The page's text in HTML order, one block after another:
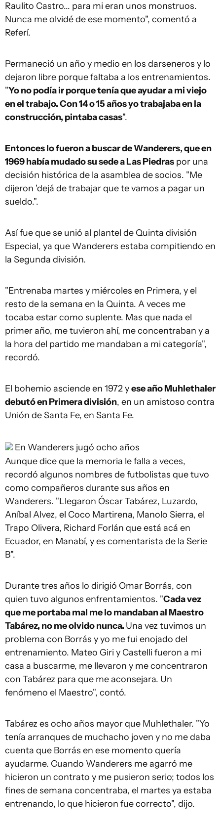
Raulito Castro... para mi eran unos monstruos.
Nunca me olvidé de ese momento", comentó a
Referí.
Permaneció un año y medio en los darseneros y lo
dejaron libre porque faltaba a los entrenamientos.
"Yo no podía ir porque tenía que ayudar a mi viejo
en el trabajo. Con 14 o 15 años yo trabajaba en la
construcción, pintaba casas".
Entonces lo fueron a buscar de Wanderers, que en
1969 había mudado su sede a Las Piedras por una
decisión histórica de la asamblea de socios. "Me
dijeron 'dejá de trabajar que te vamos a pagar un
sueldo.".
Así fue que se unió al plantel de Quinta división
Especial, ya que Wanderers estaba compitiendo en
la Segunda división.
"Entrenaba martes y miércoles en Primera, y el
resto de la semana en la Quinta. A veces me
tocaba estar como suplente. Mas que nada el
primer año, me tuvieron ahí, me concentraban y a
la hora del partido me mandaban a mi categoría",
recordó.
El bohemio asciende en 1972 yese año Muhlethaler
debutó en Primera división, en un amistoso contra
Unión de Santa Fe, en Santa Fe.
En Wanderers jugó ocho años
Aunque dice que la memoria le falla a veces,
recordó algunos nombres de futbolistas que tuvo
como compañeros durante sus años en
Wanderers. "Llegaron Óscar Tabárez, Luzardo,
Aníbal Alvez, el Coco Martirena, Manolo Sierra, el
Trapo Olivera, Richard Forlán que está acá en
Ecuador, en Manabí, y es comentarista de la Serie
B".
Durante tres años lo dirigió Omar Borrás, con
quien tuvo algunos enfrentamientos. "Cada vez
que me portaba mal me lo mandaban al Maestro
Tabárez, no me olvido nunca. Una vez tuvimos un
problema con Borrás y yo me fui enojado del
entrenamiento. Mateo Giri y Castelli fueron a mi
casa a buscarme, me llevaron y me concentraron
con Tabárez para que me aconsejara. Un
fenómeno el Maestro", contó.
Tabárez es ocho años mayor que Muhlethaler. "Yo
tenía arranques de muchacho joven y no me daba
cuenta que Borrás en ese momento quería
ayudarme. Cuando Wanderers me agarró me
hicieron un contrato y me pusieron serio; todos los
fines de semana concentraba, el martes ya estaba
entrenando, lo que hicieron fue correcto", dijo.